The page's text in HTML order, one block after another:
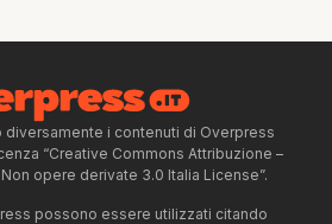
diversamente i contenuti di Overpress
“Creative Commons Attribuzione –
opere derivate 3.0 Italia License”.
possono essere utilizzati citando